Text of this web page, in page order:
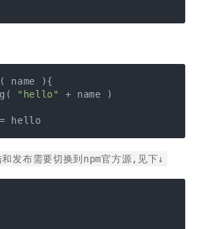
( name ){
"hello"
+ name )
hello
和发布需要切换到npm官方源,见下↓